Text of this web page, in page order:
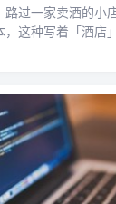
路过一家卖酒的小
，这种写着「酒店